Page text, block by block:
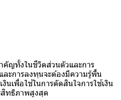
ทั้งในชีวิตส่วนตัวและการ
ละการลงทุนจะต้องมีความรู้พื้น
นเพื่อใช้ในการตัดสินใจการใช้เงิน
สิทธิภาพสูงสุด